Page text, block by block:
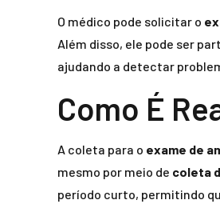
O médico pode solicitar o
Além disso, ele pode ser
ajudando a detectar
Como É
A coleta para o exame de
mesmo por meio de coleta
período curto, permitindo